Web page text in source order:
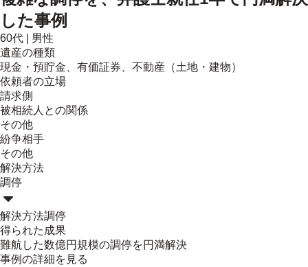
した事例
60代
男性
遺産の種類
現金・預貯金、有価証券、不動産（土地・建物）
依頼者の立場
請求側
被相続人との関係
その他
紛争相手
その他
解決方法
調停
解決方法調停
得られた成果
難航した数億円規模の調停を円満解決
事例の詳細を見る